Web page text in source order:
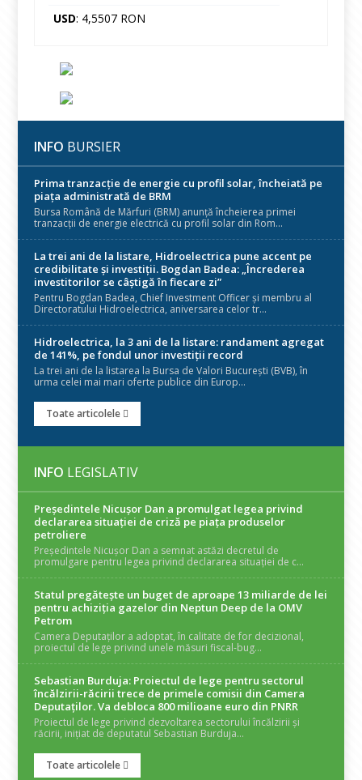
USD: 4,5507 RON
INFO BURSIER
Prima tranzacție de energie cu profil solar, încheiată pe
piața administrată de BRM
Bursa Română de Mărfuri (BRM) anunță încheierea primei
tranzacții de energie electrică cu profil solar din Rom...
La trei ani de la listare, Hidroelectrica pune accent pe
credibilitate și investiții. Bogdan Badea: „Încrederea
investitorilor se câștigă în fiecare zi”
Pentru Bogdan Badea, Chief Investment Officer și membru al
Directoratului Hidroelectrica, aniversarea celor tr...
Hidroelectrica, la 3 ani de la listare: randament agregat
de 141%, pe fondul unor investiții record
La trei ani de la listarea la Bursa de Valori București (BVB), în
urma celei mai mari oferte publice din Europ...
Toate articolele
INFO LEGISLATIV
Președintele Nicuşor Dan a promulgat legea privind
declararea situaţiei de criză pe piaţa produselor
petroliere
Președintele Nicușor Dan a semnat astăzi decretul de
promulgare pentru legea privind declararea situației de c...
Statul pregătește un buget de aproape 13 miliarde de lei
pentru achiziția gazelor din Neptun Deep de la OMV
Petrom
Camera Deputaților a adoptat, în calitate de for decizional,
proiectul de lege privind unele măsuri fiscal-bug...
Sebastian Burduja: Proiectul de lege pentru sectorul
încălzirii-răcirii trece de primele comisii din Camera
Deputaților. Va debloca 800 milioane euro din PNRR
Proiectul de lege privind dezvoltarea sectorului încălzirii și
răcirii, inițiat de deputatul Sebastian Burduja...
Toate articolele